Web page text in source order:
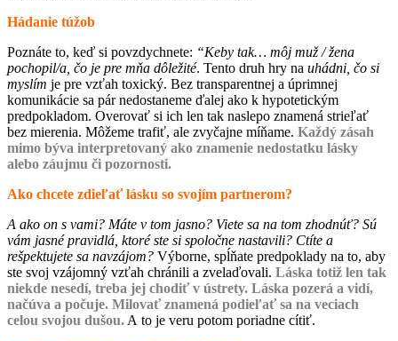
Hádanie túžob
Poznáte to, keď si povzdychnete: “Keby tak… môj muž / žena
pochopil/a, čo je pre mňa dôležité. Tento druh hry na uhádni, čo si
myslím je pre vzťah toxický. Bez transparentnej a úprimnej
komunikácie sa pár nedostaneme ďalej ako k hypotetickým
predpokladom. Overovať si ich len tak naslepo znamená strieľať
bez mierenia. Môžeme trafiť, ale zvyčajne míňame. Každý zásah
mimo býva interpretovaný ako znamenie nedostatku lásky
alebo záujmu či pozornosti.
Ako chcete zdieľať lásku so svojím partnerom?
A ako on s vami? Máte v tom jasno? Viete sa na tom zhodnúť? Sú
vám jasné pravidlá, ktoré ste si spoločne nastavili? Ctíte a
rešpektujete sa navzájom? Výborne, spĺňate predpoklady na to, aby
ste svoj vzájomný vzťah chránili a zvelaďovali. Láska totiž len tak
niekde nesedí, treba jej chodiť v ústrety. Láska pozerá a vidí,
načúva a počuje. Milovať znamená podieľať sa na veciach
celou svojou dušou. A to je veru potom poriadne cítiť.